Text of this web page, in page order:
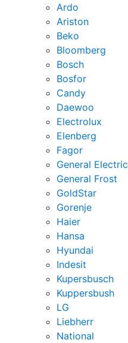
Ardo
Ariston
Beko
Bloomberg
Bosch
Bosfor
Candy
Daewoo
Electrolux
Elenberg
Fagor
General Electric
General Frost
GoldStar
Gorenje
Haier
Hansa
Hyundai
Indesit
Kupersbusch
Kuppersbush
LG
Liebherr
National